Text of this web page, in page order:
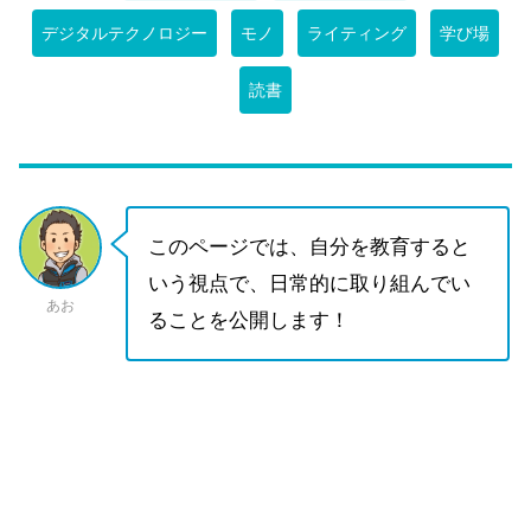
デジタルテクノロジー モノ ライティング 学び場
読書
あお
このページでは、自分を教育すると
いう視点で、日常的に取り組んでい
ることを公開します！